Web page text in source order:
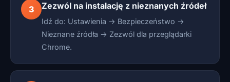
3 Zezwól na instalację z nieznanych źródeł
Idź do: Ustawienia → Bezpieczeństwo →
Nieznane źródła → Zezwól dla przeglądarki
Chrome.